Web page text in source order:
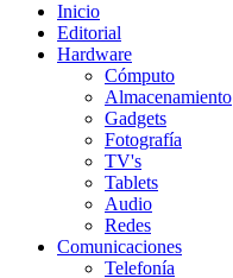
Inicio
Editorial
Hardware
Cómputo
Almacenamiento
Gadgets
Fotografía
TV's
Tablets
Audio
Redes
Comunicaciones
Telefonía